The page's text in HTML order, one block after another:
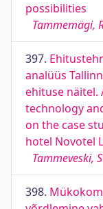
possibilities
Tammemägi,
397.
analüüs
ehituse näitel.
technology
on the case
hotel Novotel
Tammeveski,
398.